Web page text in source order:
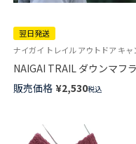
翌日発送
NAIGAI TRAIL ダウンマフ
撥水 保温 軽量 防風 スポーツ
【365日最短翌日発送】
販売価格 ¥2,530税込